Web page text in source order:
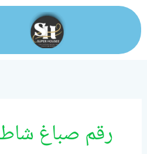
تخطي
إلى
المحتوى
رقم صباغ